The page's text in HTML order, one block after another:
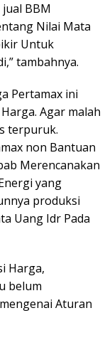
BBM
Nilai Mata
Untuk
tambahnya.
Pertamax ini
Agar malah
terpuruk.
non Bantuan
Merencanakan
yang
produksi
Uang Idr Pada
Harga,
belum
Aturan